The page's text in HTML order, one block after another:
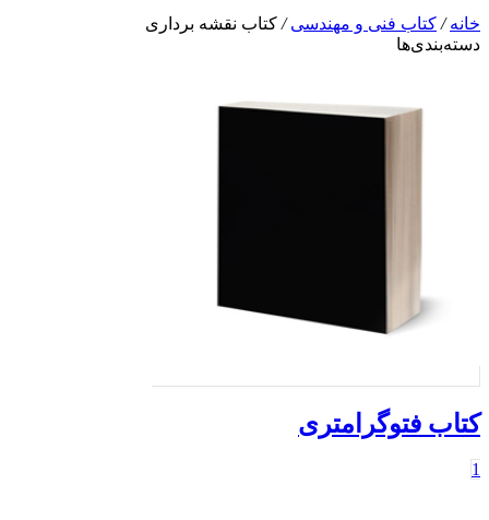
خانه/ کتاب فنی و مهندسی/ کتاب نقشه برداری
دسته‌بندی‌ها
کتاب فتوگرامتری
1